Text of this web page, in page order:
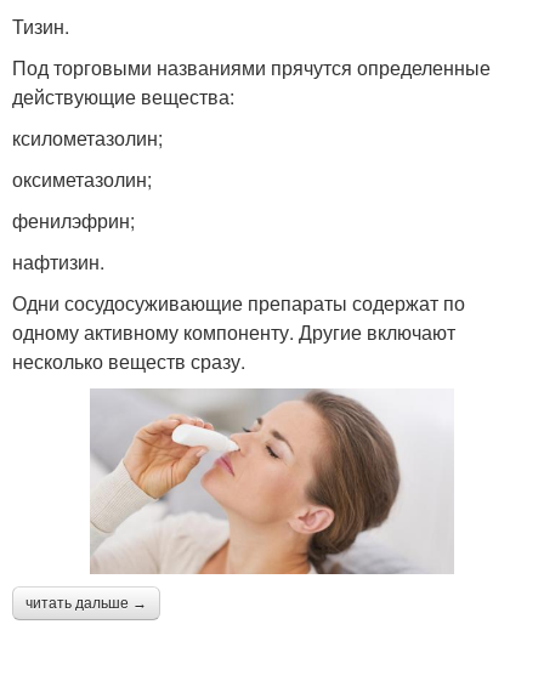
Тизин.
Под торговыми названиями прячутся определенные
действующие вещества:
ксилометазолин;
оксиметазолин;
фенилэфрин;
нафтизин.
Одни сосудосуживающие препараты содержат по
одному активному компоненту. Другие включают
несколько веществ сразу.
читать дальше →